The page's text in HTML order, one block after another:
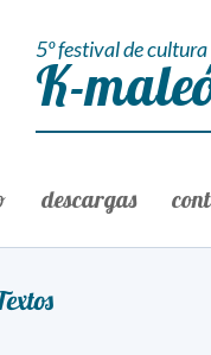
5º festival de
K-
descargas